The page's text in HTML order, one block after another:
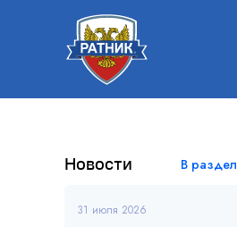
Новости В раздел
31 июля 2026